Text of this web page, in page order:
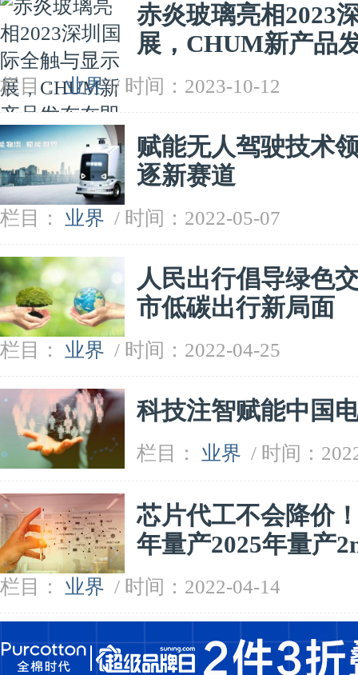
赤炎玻璃亮相2023
展，CHUM新产品
栏目： 业界 / 时间：2023-10-12
赋能无人驾驶技术
逐新赛道
栏目： 业界 / 时间：2022-05-07
人民出行倡导绿色
市低碳出行新局面
栏目： 业界 / 时间：2022-04-25
科技注智赋能中国
栏目： 业界 / 时间：
芯片代工不会降价
年量产2025年量产
栏目： 业界 / 时间：2022-04-14